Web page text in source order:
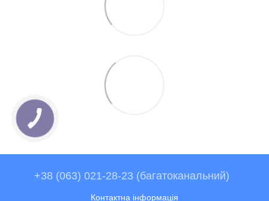
+38 (063) 021-28-23 (багатоканальний)
Контактна інформація